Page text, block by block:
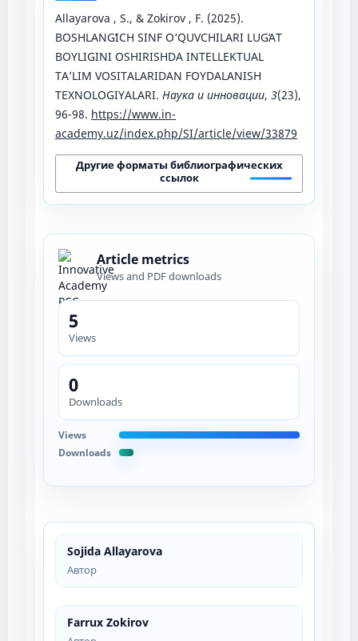
Sojida Allayarova
Автор
Farrux Zokirov
Allayarova , S., & Zokirov , F. (2025).
BOSHLANGʻICH SINF O‘QUVCHILARI LUGʻAT
BOYLIGINI OSHIRISHDA INTELLEKTUAL
TA’LIM VOSITALARIDAN FOYDALANISH
TEXNOLOGIYALARI. Наука и инновации, 3(23),
96-98. https://www.in-
academy.uz/index.php/SI/article/view/33879
Другие форматы библиографических
ссылок
Article metrics
Views and PDF downloads
5
Views
0
Downloads
Views
Downloads